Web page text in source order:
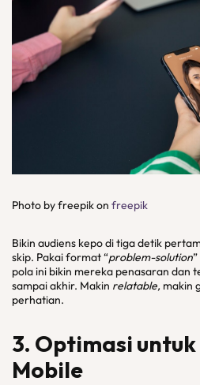
Photo by freepik on freepik
Bikin audiens kepo di tiga detik
skip. Pakai format “problem-solution
pola ini bikin mereka penasaran dan
sampai akhir. Makin relatable, makin
perhatian.
3. Optimasi untuk
Mobile